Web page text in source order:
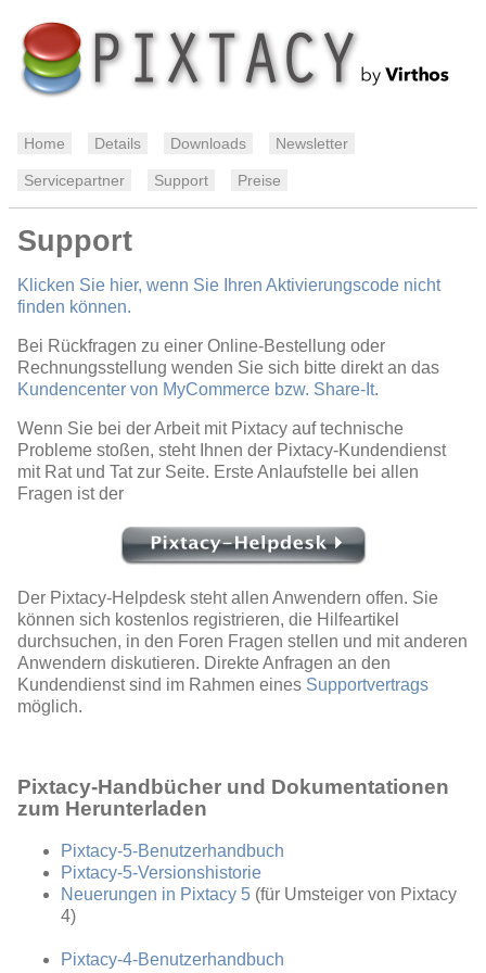
Home Details Downloads Newsletter
Servicepartner Support Preise
Support
Klicken Sie hier, wenn Sie Ihren Aktivierungscode nicht
finden können.
Bei Rückfragen zu einer Online-Bestellung oder
Rechnungsstellung wenden Sie sich bitte direkt an das
Kundencenter von MyCommerce bzw. Share-It.
Wenn Sie bei der Arbeit mit Pixtacy auf technische
Probleme stoßen, steht Ihnen der Pixtacy-Kundendienst
mit Rat und Tat zur Seite. Erste Anlaufstelle bei allen
Fragen ist der
Der Pixtacy-Helpdesk steht allen Anwendern offen. Sie
können sich kostenlos registrieren, die Hilfeartikel
durchsuchen, in den Foren Fragen stellen und mit anderen
Anwendern diskutieren. Direkte Anfragen an den
Kundendienst sind im Rahmen eines Supportvertrags
möglich.
Pixtacy-Handbücher und Dokumentationen
zum Herunterladen
Pixtacy-5-Benutzerhandbuch
Pixtacy-5-Versionshistorie
Neuerungen in Pixtacy 5 (für Umsteiger von Pixtacy
4)
Pixtacy-4-Benutzerhandbuch